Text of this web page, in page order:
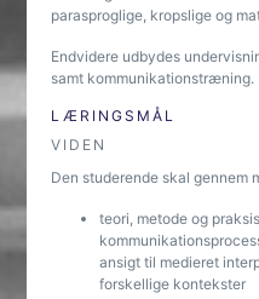
parasproglige, kropslige og
Endvidere udbydes
samt kommunikationstræning.
LÆRINGSMÅL
VIDEN
Den studerende skal gennem
teori, metode og
ansigt til medieret
forskellige kontekster